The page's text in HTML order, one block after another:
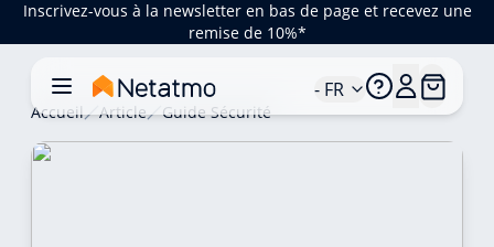
Inscrivez-vous à la newsletter en bas de page et recevez une
remise de 10%*
- FR
Accueil Article Guide Sécurité